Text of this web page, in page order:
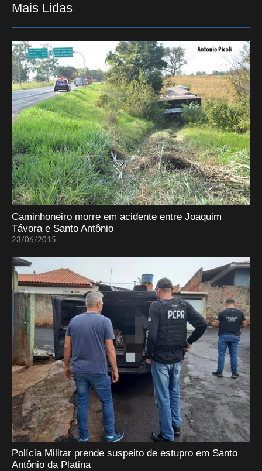
Mais Lidas
Caminhoneiro morre em acidente entre Joaquim
Távora e Santo Antônio
23/06/2015
Polícia Militar prende suspeito de estupro em Santo
Antônio da Platina